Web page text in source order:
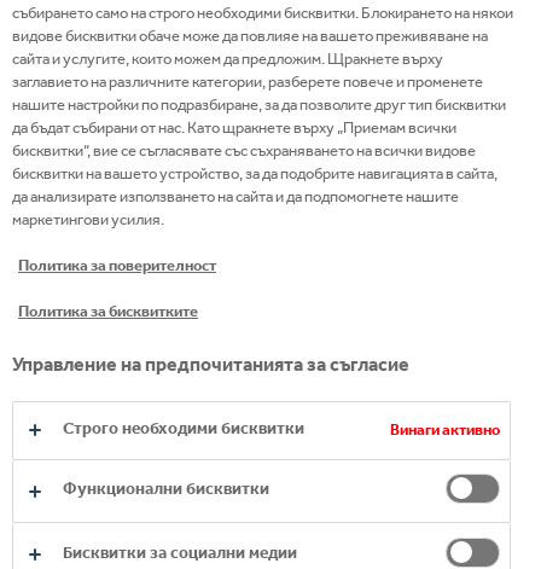
wastewater is fully treated to levels that
sustain aquatic life
Assess future water availability and reduce
environmental and social risks linked to our
use of water
Work with suppliers to understand the water
footprint of raw materials, in particular
Engage communities to increase awareness
programmes
communities in the aftermath of disasters
Contribute to the development of water
standards and policies, locally and
internationally, in partnership with key
stakeholders
събирането само на строго необходими бисквитки. Блокирането на някои
видове бисквитки обаче може да повлияе на вашето преживяване на
сайта и услугите, които можем да предложим. Щракнете върху
заглавието на различните категории, разберете повече и променете
нашите настройки по подразбиране, за да позволите друг тип бисквитки
да бъдат събирани от нас. Като щракнете върху „Приемам всички
бисквитки“, вие се съгласявате със съхраняването на всички видове
бисквитки на вашето устройство, за да подобрите навигацията в сайта,
да анализирате използването на сайта и да подпомогнете нашите
маркетингови усилия.
Политика за поверителност
Политика за бисквитките
Управление на предпочитанията за съгласие
Строго необходими бисквитки Винаги активно
Функционални бисквитки
Бисквитки за социални медии